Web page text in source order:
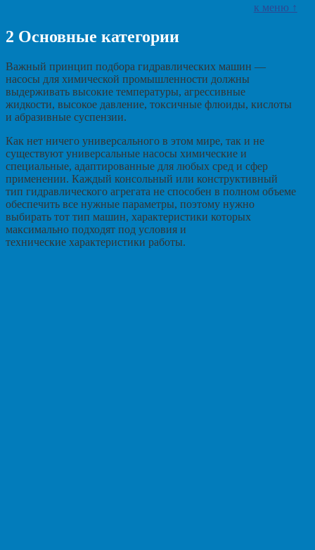
к меню ↑
2 Основные категории
Важный принцип подбора гидравлических машин —
насосы для химической промышленности должны
выдерживать высокие температуры, агрессивные
жидкости, высокое давление, токсичные флюиды, кислоты
и абразивные суспензии.
Как нет ничего универсального в этом мире, так и не
существуют универсальные насосы химические и
специальные, адаптированные для любых сред и сфер
применении. Каждый консольный или конструктивный
тип гидравлического агрегата не способен в полном объеме
обеспечить все нужные параметры, поэтому нужно
выбирать тот тип машин, характеристики которых
максимально подходят под условия и
технические характеристики работы.